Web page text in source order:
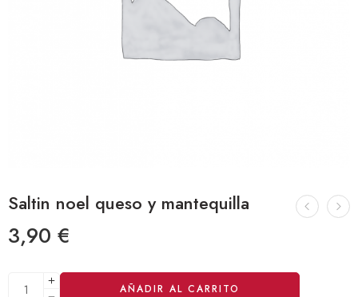
Saltin noel queso y mantequilla
3,90 €
AÑADIR AL CARRITO
Alternative: